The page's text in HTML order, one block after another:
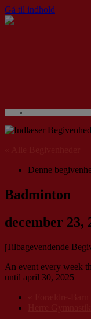
Gå til indhold
Denne
Badminton
december 23,
|Tilbagevendende
An event every week
until april 30, 2025